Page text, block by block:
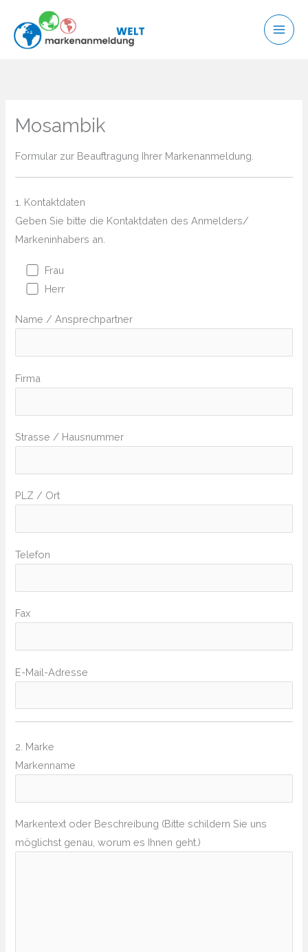
Inhalt
springen
Mosambik
Formular zur Beauftragung Ihrer Markenanmeldung.
1. Kontaktdaten
Geben Sie bitte die Kontaktdaten des Anmelders/
Markeninhabers an.
Frau
Herr
Name / Ansprechpartner
Firma
Strasse / Hausnummer
PLZ / Ort
Telefon
Fax
E-Mail-Adresse
2. Marke
Markenname
Markentext oder Beschreibung (Bitte schildern Sie uns
möglichst genau, worum es Ihnen geht.)